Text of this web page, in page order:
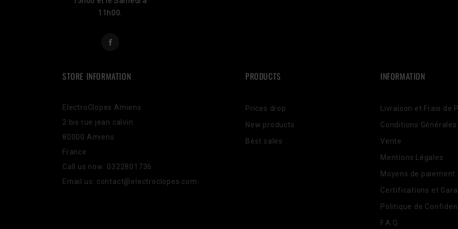
11h00.
STORE INFORMATION
ElectroClopes Amiens
2 bis rue jean calvin
80000 Amiens
France
Call us now: 0322801736
Email us: contact@electroclopes.com
PRODUCTS
Prices drop
New products
Best sales
INFORMATION
Livraison et Frais de
Conditions
Vente
Mentions Légales
Moyens de paiement
Certifications et
Politique de
F.A.Q